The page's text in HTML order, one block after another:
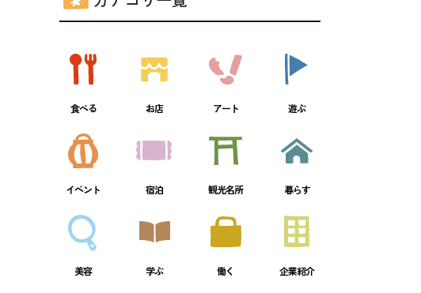
食べる お店 アート 遊ぶ
イベント 宿泊 観光名所 暮らす
美容 学ぶ 働く 企業紹介